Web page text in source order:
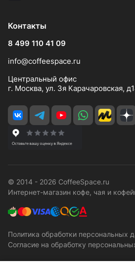
Контакты
8 499 110 41 09
info@coffeespace.ru
Центральный офис
г. Москва, ул. 3я Карачаровская,
© 2014 - 2026 CoffeeSpace.ru
Интернет-магазин кофе, чая и
Политика обработки персональных
Согласие на обработку